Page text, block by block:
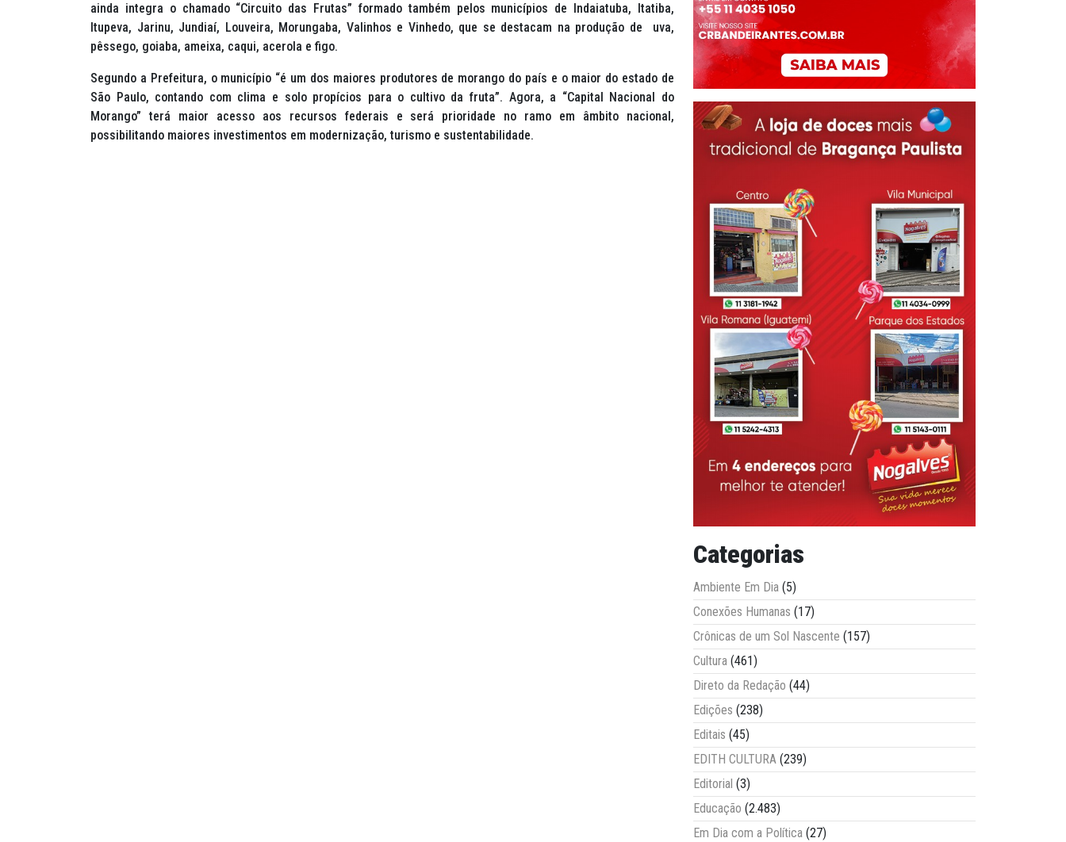
ainda integra o chamado “Circuito das Frutas” formado também pelos municípios de Indaiatuba, Itatiba,
Itupeva, Jarinu, Jundiaí, Louveira, Morungaba, Valinhos e Vinhedo, que se destacam na produção de uva,
pêssego, goiaba, ameixa, caqui, acerola e figo.
Segundo a Prefeitura, o município “é um dos maiores produtores de morango do país e o maior do estado de
São Paulo, contando com clima e solo propícios para o cultivo da fruta”. Agora, a “Capital Nacional do
Morango” terá maior acesso aos recursos federais e será prioridade no ramo em âmbito nacional,
possibilitando maiores investimentos em modernização, turismo e sustentabilidade.
Categorias
Ambiente Em Dia (5)
Conexões Humanas (17)
Crônicas de um Sol Nascente (157)
Cultura (461)
Direto da Redação (44)
Edições (238)
Editais (45)
EDITH CULTURA (239)
Editorial (3)
Educação (2.483)
Em Dia com a Política (27)